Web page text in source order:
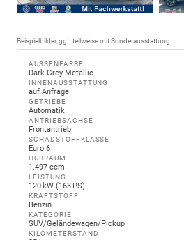
Beispielbilder, ggf. teilweise mit Sonderausstattung
AUSSENFARBE
Dark Grey Metallic
INNENAUSSTATTUNG
auf Anfrage
GETRIEBE
Automatik
ANTRIEBSACHSE
Frontantrieb
SCHADSTOFFKLASSE
Euro 6
HUBRAUM
1.497 ccm
LEISTUNG
120 kW (163 PS)
KRAFTSTOFF
Benzin
KATEGORIE
SUV/Geländewagen/Pickup
KILOMETERSTAND